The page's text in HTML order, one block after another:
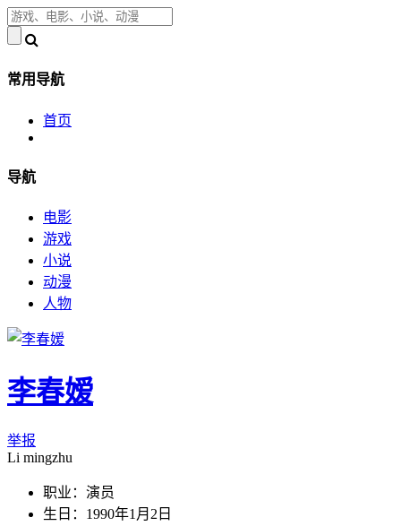
常用导航
首页
导航
电影
游戏
小说
动漫
人物
李春嫒
举报
Li mingzhu
职业：演员
生日：1990年1月2日